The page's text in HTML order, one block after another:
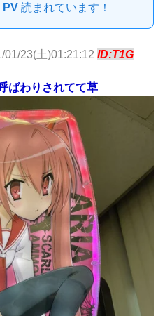
PV 読まれています！
01/23(土)01:21:12 ID:T1G
ばわりされてて草